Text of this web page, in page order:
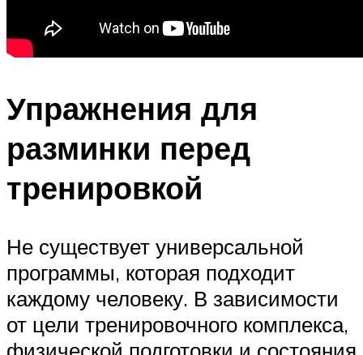
Упражнения для
разминки перед
тренировкой
Не существует универсальной
программы, которая подходит
каждому человеку. В зависимости
от цели тренировочного комплекса,